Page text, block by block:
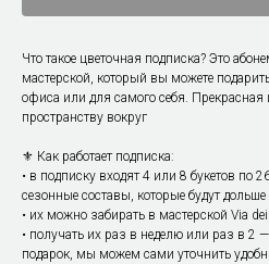
Что такое цветочная подписка? Это
мастерской, который вы можете
офиса или для самого себя. Прекрасная
пространству вокруг
⚜️ Как работает подписка:
• в подписку входят 4 или 8 букетов по
сезонные составы, которые будут
• их можно забирать в мастерской Via
• получать их раз в неделю или раз в 2
подарок, мы можем сами уточнить